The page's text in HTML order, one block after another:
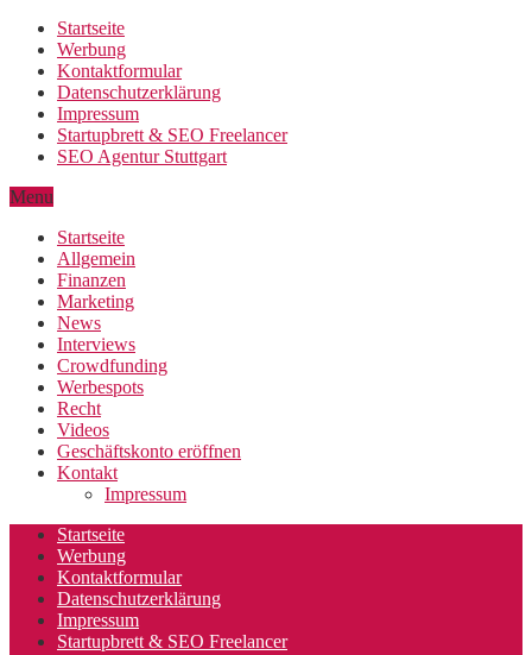
Startseite
Werbung
Kontaktformular
Datenschutzerklärung
Impressum
Startupbrett & SEO Freelancer
SEO Agentur Stuttgart
Menu
Startseite
Allgemein
Finanzen
Marketing
News
Interviews
Crowdfunding
Werbespots
Recht
Videos
Geschäftskonto eröffnen
Kontakt
Impressum
Startseite
Werbung
Kontaktformular
Datenschutzerklärung
Impressum
Startupbrett & SEO Freelancer